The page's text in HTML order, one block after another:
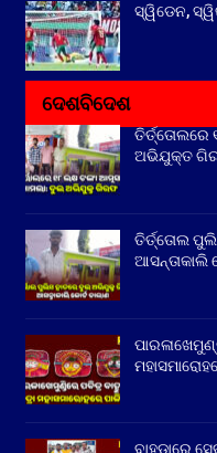
ସ୍ୱିଡେନ,
ଦେଶବିଦେଶ
ତିର୍ତ୍ତୋଲରେ
ଅଭିଯୁକ୍ତ
ତିର୍ତ୍ତୋଲ
ଆସନ୍ତାକାଲି
ବାହୁଡ଼ାରେ